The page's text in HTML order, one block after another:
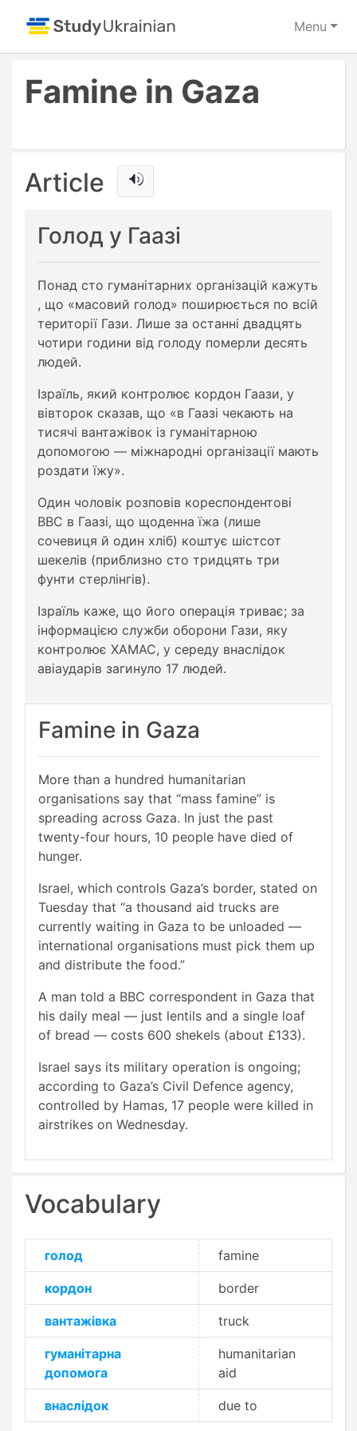
Menu
Famine in Gaza
Article
Голод у Гаазі
Понад сто гуманітарних організацій кажуть
, що «масовий голод» поширюється по всій
території Гази. Лише за останні двадцять
чотири години від голоду померли десять
людей.
Ізраїль, який контролює кордон Гаази, у
вівторок сказав, що «в Гаазі чекають на
тисячі вантажівок із гуманітарною
допомогою — міжнародні організації мають
роздати їжу».
Один чоловік розповів кореспондентові
BBC в Гаазі, що щоденна їжа (лише
сочевиця й один хліб) коштує шістсот
шекелів (приблизно сто тридцять три
фунти стерлінгів).
Ізраїль каже, що його операція триває; за
інформацією служби оборони Гази, яку
контролює ХАМАС, у середу внаслідок
авіаударів загинуло 17 людей.
Famine in Gaza
More than a hundred humanitarian
organisations say that “mass famine” is
spreading across Gaza. In just the past
twenty-four hours, 10 people have died of
hunger.
Israel, which controls Gaza’s border, stated on
Tuesday that “a thousand aid trucks are
currently waiting in Gaza to be unloaded —
international organisations must pick them up
and distribute the food.”
A man told a BBC correspondent in Gaza that
his daily meal — just lentils and a single loaf
of bread — costs 600 shekels (about £133).
Israel says its military operation is ongoing;
according to Gaza’s Civil Defence agency,
controlled by Hamas, 17 people were killed in
airstrikes on Wednesday.
Vocabulary
голод famine
кордон border
вантажівка truck
гуманітарна
допомога
humanitarian
aid
внаслідок due to